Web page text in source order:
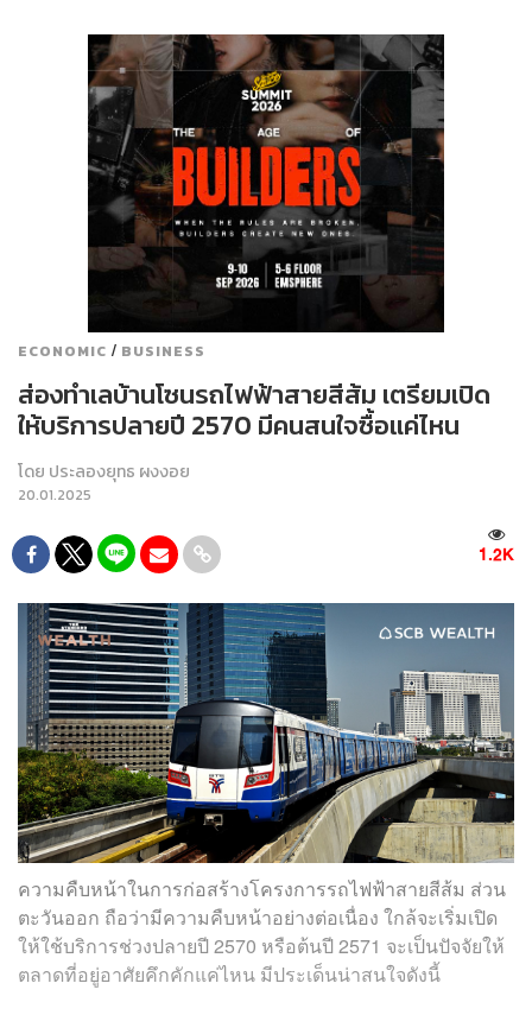
ECONOMIC / BUSINESS
ส่องทำเลบ้านโซนรถไฟฟ้าสายสีส้ม เตรียมเปิด
ให้บริการปลายปี 2570 มีคนสนใจซื้อแค่ไหน
โดย ประลองยุทธ ผงงอย
20.01.2025
1.2K
ความคืบหน้าในการก่อสร้างโครงการรถไฟฟ้าสายสีส้ม ส่วน
ตะวันออก ถือว่ามีความคืบหน้าอย่างต่อเนื่อง ใกล้จะเริ่มเปิด
ให้ใช้บริการช่วงปลายปี 2570 หรือต้นปี 2571 จะเป็นปัจจัยให้
ตลาดที่อยู่อาศัยคึกคักแค่ไหน มีประเด็นน่าสนใจดังนี้